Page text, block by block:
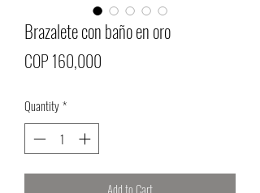
Brazalete con baño en oro
COP 160,000
Quantity*
Add to Cart